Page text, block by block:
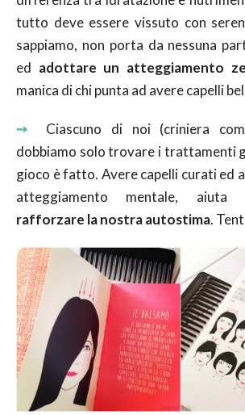
tutto deve essere vissuto con
sappiamo, non porta da nessuna
ed adottare un atteggiamento
manica di chi punta ad avere capelli
➙
Ciascuno di noi (criniera
dobbiamo solo trovare i trattamenti
gioco è fatto. Avere capelli curati ed
atteggiamento mentale, aiuta
rafforzare la nostra autostima.